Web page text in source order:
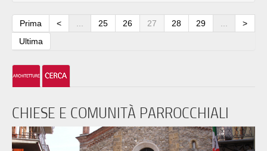
Prima < ... 25 26 27 28 29 ...
>
Ultima
CHIESE E COMUNITÀ PARROCCHIALI